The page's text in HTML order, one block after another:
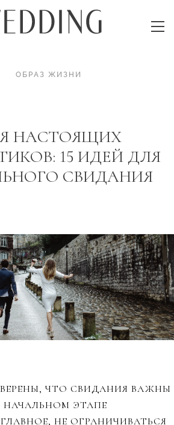
ОБРАЗ ЖИЗНИ
НАСТОЯЩИХ
15 ИДЕЙ ДЛЯ
СВИДАНИЯ
ЧТО СВИДАНИЯ ВАЖНЫ
НАЧАЛЬНОМ ЭТАПЕ
НЕ ОГРАНИЧИВАТЬСЯ